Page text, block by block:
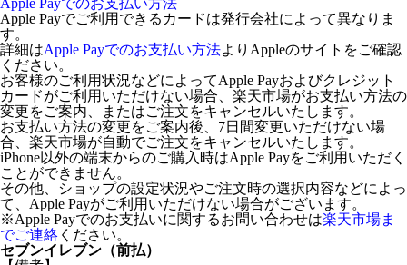
Apple Payでのお支払い方法
Apple Payでご利用できるカードは発行会社によって異なりま
す。
詳細はApple Payでのお支払い方法よりAppleのサイトをご確認
ください。
お客様のご利用状況などによってApple Payおよびクレジット
カードがご利用いただけない場合、楽天市場がお支払い方法の
変更をご案内、またはご注文をキャンセルいたします。
お支払い方法の変更をご案内後、7日間変更いただけない場
合、楽天市場が自動でご注文をキャンセルいたします。
iPhone以外の端末からのご購入時はApple Payをご利用いただく
ことができません。
その他、ショップの設定状況やご注文時の選択内容などによっ
て、Apple Payがご利用いただけない場合がございます。
※Apple Payでのお支払いに関するお問い合わせは楽天市場ま
でご連絡 ください。
セブンイレブン（前払）